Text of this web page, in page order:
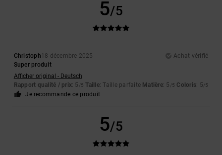
5/5
Christoph18 décembre 2025
Achat vérifié
Super produit
Afficher original - Deutsch
Rapport qualité / prix: 5 /5 Taille: Taille parfaite Matière: 5 /5 Coloris: 5/5
Je recommande ce produit
5/5